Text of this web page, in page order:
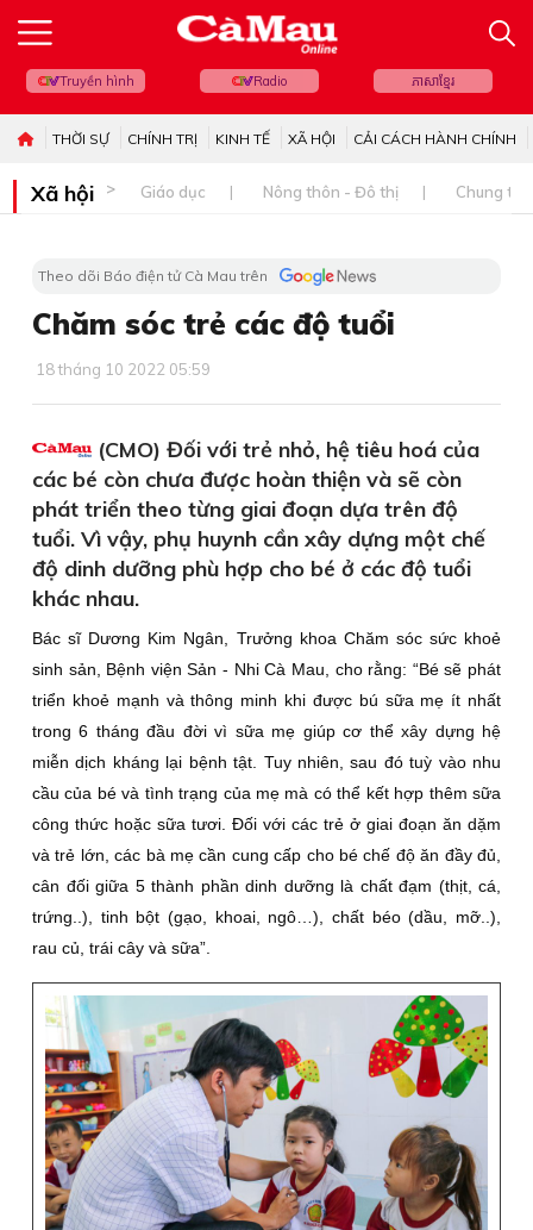
Truyền hình Radio ភាសាខ្មែរ
THỜI SỰ CHÍNH TRỊ KINH TẾ XÃ HỘI CẢI CÁCH HÀNH CHÍNH
Xã hội Giáo dục Nông thôn - Đô thị Chung
Theo dõi Báo điện tử Cà Mau trên
Chăm sóc trẻ các độ tuổi
18 tháng 10 2022 05:59
(CMO) Đối với trẻ nhỏ, hệ tiêu hoá của
các bé còn chưa được hoàn thiện và sẽ còn
phát triển theo từng giai đoạn dựa trên độ
tuổi. Vì vậy, phụ huynh cần xây dựng một chế
độ dinh dưỡng phù hợp cho bé ở các độ tuổi
khác nhau.
Bác sĩ Dương Kim Ngân, Trưởng khoa Chăm sóc sức khoẻ
sinh sản, Bệnh viện Sản - Nhi Cà Mau, cho rằng: “Bé sẽ phát
triển khoẻ mạnh và thông minh khi được bú sữa mẹ ít nhất
trong 6 tháng đầu đời vì sữa mẹ giúp cơ thể xây dựng hệ
miễn dịch kháng lại bệnh tật. Tuy nhiên, sau đó tuỳ vào nhu
cầu của bé và tình trạng của mẹ mà có thể kết hợp thêm sữa
công thức hoặc sữa tươi. Ðối với các trẻ ở giai đoạn ăn dặm
và trẻ lớn, các bà mẹ cần cung cấp cho bé chế độ ăn đầy đủ,
cân đối giữa 5 thành phần dinh dưỡng là chất đạm (thịt, cá,
trứng..), tinh bột (gạo, khoai, ngô…), chất béo (dầu, mỡ..),
rau củ, trái cây và sữa”.